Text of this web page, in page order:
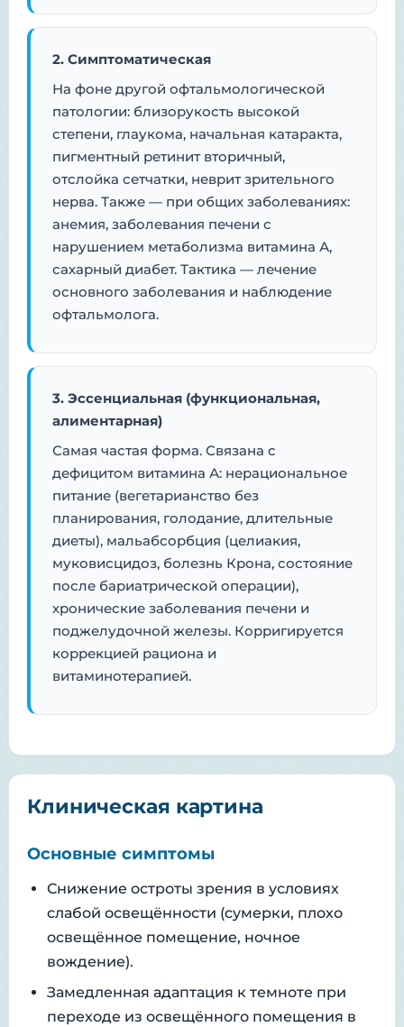
2. Симптоматическая
На фоне другой офтальмологической
патологии: близорукость высокой
степени, глаукома, начальная катаракта,
пигментный ретинит вторичный,
отслойка сетчатки, неврит зрительного
нерва. Также — при общих заболеваниях:
анемия, заболевания печени с
нарушением метаболизма витамина А,
сахарный диабет. Тактика — лечение
основного заболевания и наблюдение
офтальмолога.
3. Эссенциальная (функциональная,
алиментарная)
Самая частая форма. Связана с
дефицитом витамина А: нерациональное
питание (вегетарианство без
планирования, голодание, длительные
диеты), мальабсорбция (целиакия,
муковисцидоз, болезнь Крона, состояние
после бариатрической операции),
хронические заболевания печени и
поджелудочной железы. Корригируется
коррекцией рациона и
витаминотерапией.
Клиническая картина
Основные симптомы
Снижение остроты зрения в условиях
слабой освещённости (сумерки, плохо
освещённое помещение, ночное
вождение).
Замедленная адаптация к темноте при
переходе из освещённого помещения в